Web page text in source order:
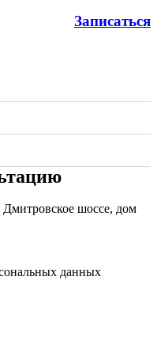
Записаться
Дмитровское шоссе, дом
данных